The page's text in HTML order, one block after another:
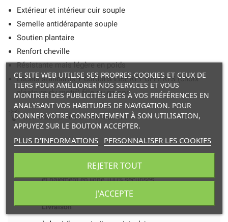
Extérieur et intérieur cuir souple
Semelle antidérapante souple
Soutien plantaire
Renfort cheville
Résistante mais légère en poids
Lacets standards + cordons LIBERTY OFFERTS (choix
aléatoire du motif) fille ou garçon.
Ce modèle chausse normalement.
et paiement en ligne 100% sécurisés.
Livraison
CE SITE WEB UTILISE SES PROPRES COOKIES ET CEUX DE
TIERS POUR AMÉLIORER NOS SERVICES ET VOUS
MONTRER DES PUBLICITÉS LIÉES À VOS PRÉFÉRENCES EN
ANALYSANT VOS HABITUDES DE NAVIGATION. POUR
DONNER VOTRE CONSENTEMENT À SON UTILISATION,
APPUYEZ SUR LE BOUTON ACCEPTER.
PLUS D'INFORMATIONS PERSONNALISER LES COOKIES
REJETER TOUT
J'ACCEPTE